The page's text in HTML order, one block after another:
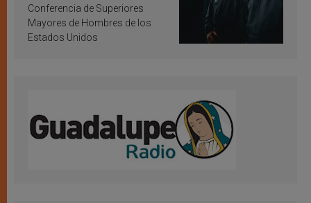
Conferencia de Superiores
Mayores de Hombres de los
Estados Unidos